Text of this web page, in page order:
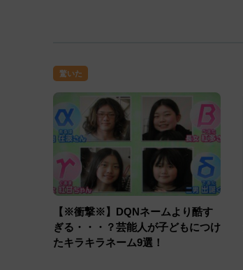
驚いた
【※衝撃※】DQNネームより酷す
ぎる・・・？芸能人が子どもにつけ
たキラキラネーム9選！